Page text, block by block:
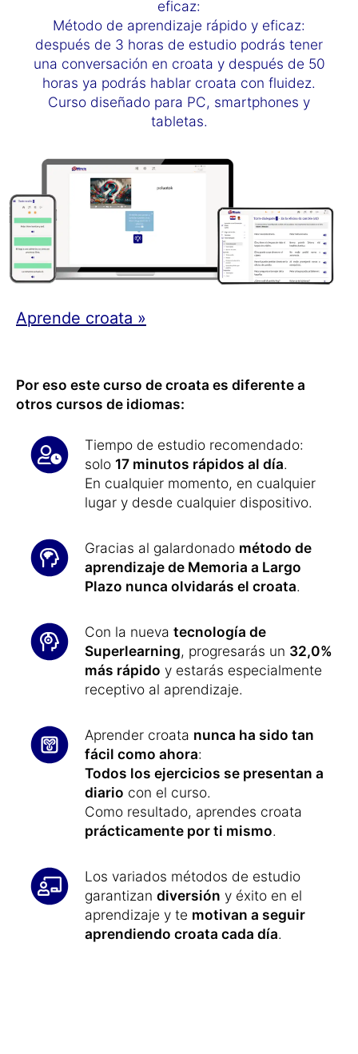
eficaz:
Método de aprendizaje rápido y eficaz:
después de 3 horas de estudio podrás tener
una conversación en croata y después de 50
horas ya podrás hablar croata con fluidez.
Curso diseñado para PC, smartphones y
tabletas.
Aprende croata »
Por eso este curso de croata es diferente a
otros cursos de idiomas:
Tiempo de estudio recomendado:
solo 17 minutos rápidos al día.
En cualquier momento, en cualquier
lugar y desde cualquier dispositivo.
Gracias al galardonado método de
aprendizaje de Memoria a Largo
Plazo nunca olvidarás el croata.
Con la nueva tecnología de
Superlearning, progresarás un 32,0%
más rápido y estarás especialmente
receptivo al aprendizaje.
Aprender croata nunca ha sido tan
fácil como ahora:
Todos los ejercicios se presentan a
diario con el curso.
Como resultado, aprendes croata
prácticamente por ti mismo.
Los variados métodos de estudio
garantizan diversión y éxito en el
aprendizaje y te motivan a seguir
aprendiendo croata cada día.